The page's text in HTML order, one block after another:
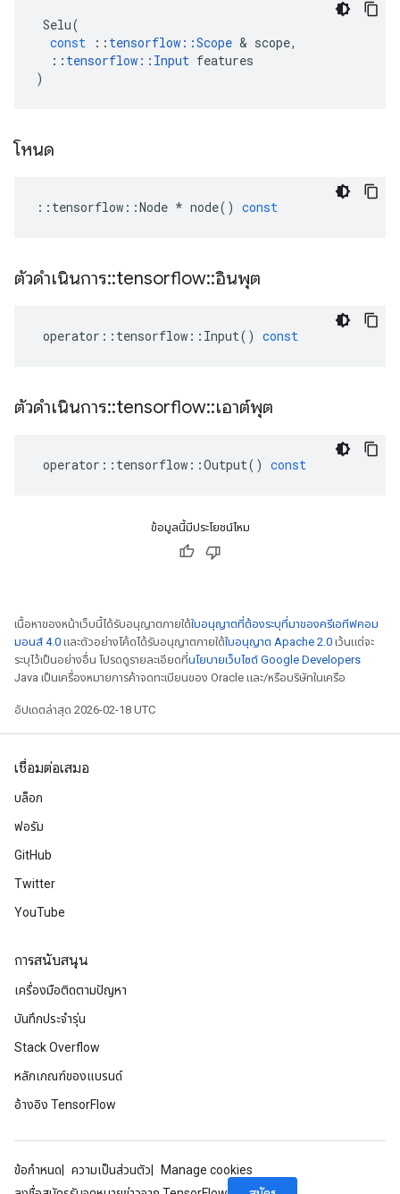
Selu(
const
:: tensorflow ::Scope & scope,
:: tensorflow :: Input features
)
โหนด
:: tensorflow ::Node * node() const
ตัวดำเนินการ::tensorflow::อินพุต
operator :: tensorflow :: Input() const
ตัวดำเนินการ::tensorflow::เอาต์พุต
operator :: tensorflow ::Output() const
ข้อมูลนี้มีประโยชน์ไหม
เนื้อหาของหน้าเว็บนี้ได้รับอนุญาตภายใต้ใบอนุญาตที่ต้องระบุที่มาของครีเอทีฟคอม
มอนส์ 4.0 และตัวอย่างโค้ดได้รับอนุญาตภายใต้ใบอนุญาต Apache 2.0 เว้นแต่จะ
ระบุไว้เป็นอย่างอื่น โปรดดูรายละเอียดที่นโยบายเว็บไซต์ Google Developers
Java เป็นเครื่องหมายการค้าจดทะเบียนของ Oracle และ/หรือบริษัทในเครือ
อัปเดตล่าสุด 2026-02-18 UTC
เชื่อมต่อเสมอ
บล็อก
ฟอรัม
GitHub
Twitter
YouTube
การสนับสนุน
เครื่องมือติดตามปัญหา
บันทึกประจำรุ่น
Stack Overflow
หลักเกณฑ์ของแบรนด์
อ้างอิง TensorFlow
ข้อกำหนด ความเป็นส่วนตัว
Manage cookies